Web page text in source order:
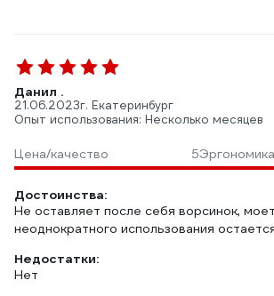
Данил .
21.06.2023г. Екатеринбург
Опыт использования: Несколько месяцев
Цена/качество 5Эргономика
Достоинства:
Не оставляет после себя ворсинок,
неоднократного использования
Недостатки:
Нет